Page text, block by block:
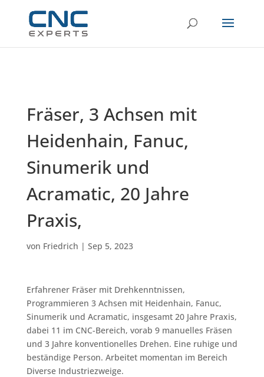
Fräser, 3 Achsen mit
Heidenhain, Fanuc,
Sinumerik und
Acramatic, 20 Jahre
Praxis,
von Friedrich | Sep 5, 2023
Erfahrener Fräser mit Drehkenntnissen,
Programmieren 3 Achsen mit Heidenhain, Fanuc,
Sinumerik und Acramatic, insgesamt 20 Jahre Praxis,
dabei 11 im CNC-Bereich, vorab 9 manuelles Fräsen
und 3 Jahre konventionelles Drehen. Eine ruhige und
beständige Person. Arbeitet momentan im Bereich
Diverse Industriezweige.